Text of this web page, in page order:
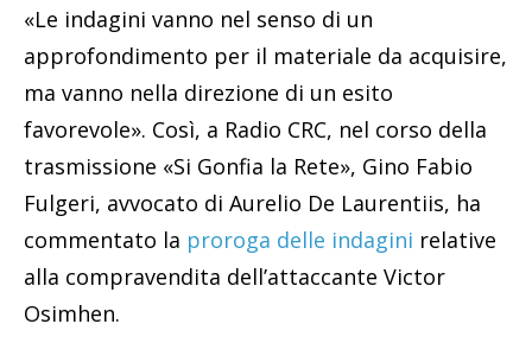
«Le indagini vanno nel senso di un
approfondimento per il materiale da acquisire,
ma vanno nella direzione di un esito
favorevole». Così, a Radio CRC, nel corso della
trasmissione «Si Gonfia la Rete», Gino Fabio
Fulgeri, avvocato di Aurelio De Laurentiis, ha
commentato la proroga delle indagini relative
alla compravendita dell’attaccante Victor
Osimhen.